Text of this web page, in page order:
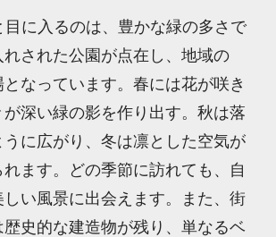
目に入るのは、豊かな緑の多さで
された公園が点在し、地域の
となっています。春には花が咲き
深い緑の影を作り出す。秋は落
に広がり、冬は凛とした空気が
ます。どの季節に訪れても、自
い風景に出会えます。また、街
史的な建造物が残り、単なるベ